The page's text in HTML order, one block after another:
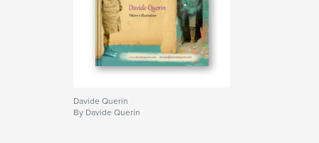
Davide Querin
By Davide Querin